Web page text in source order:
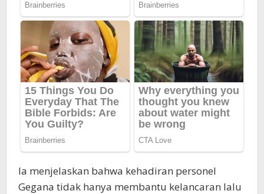
Ia menjelaskan bahwa kehadiran personel
Gegana tidak hanya membantu kelancaran lalu